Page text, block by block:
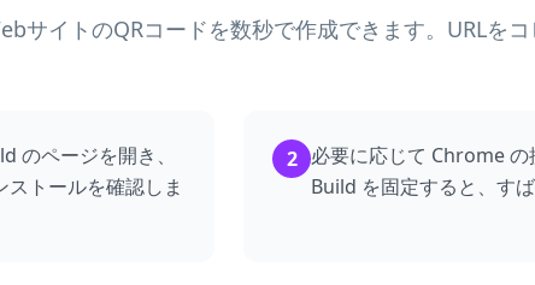
サイトのQRコードを数秒で作成できます。URLを
のページを開き、
ストールを確認しま
2 必要に応じて Chrome
Build を固定すると、す